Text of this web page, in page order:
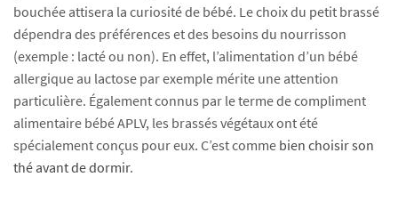
bouchée attisera la curiosité de bébé. Le choix du petit brassé
dépendra des préférences et des besoins du nourrisson
(exemple : lacté ou non). En effet, l’alimentation d’un bébé
allergique au lactose par exemple mérite une attention
particulière. Également connus par le terme de compliment
alimentaire bébé APLV, les brassés végétaux ont été
spécialement conçus pour eux. C’est comme bien choisir son
thé avant de dormir.